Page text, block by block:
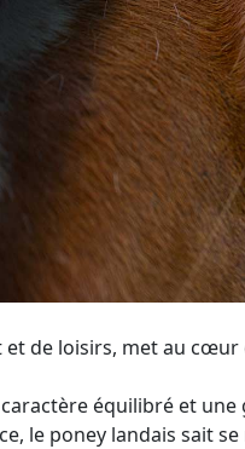
et de loisirs, met au
équilibré et une
le poney landais sait